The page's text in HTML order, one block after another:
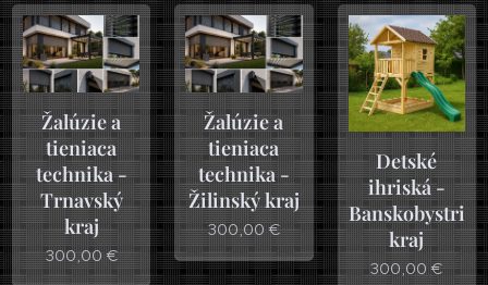
Žalúzie a
tieniaca
technika -
Trnavský
kraj
300,00 €
Žalúzie a
tieniaca
technika -
Žilinský kraj
300,00€
Detské
ihriská -
kraj
300,00 €